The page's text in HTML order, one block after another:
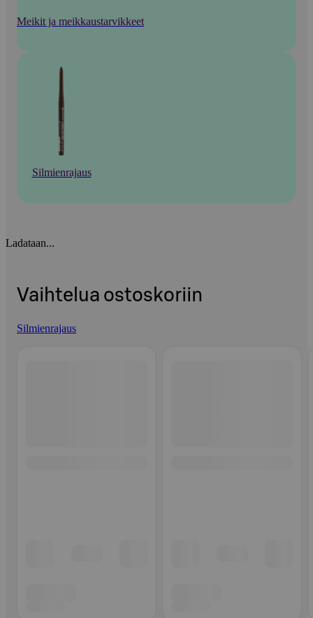
Meikit ja meikkaustarvikkeet
Silmienrajaus
Ladataan...
Vaihtelua ostoskoriin
Silmienrajaus